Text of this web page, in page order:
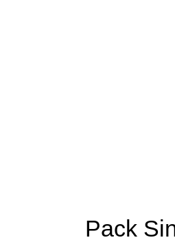
Pack